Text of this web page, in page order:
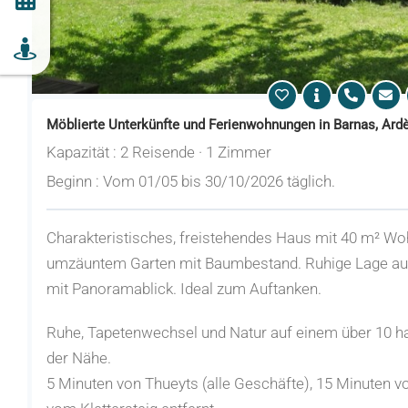
Möblierte Unterkünfte und Ferienwohnungen in Barnas,
Kapazität : 2 Reisende · 1 Zimmer
Beginn : Vom 01/05 bis 30/10/2026 täglich.
Charakteristisches, freistehendes Haus mit 40 m²
umzäuntem Garten mit Baumbestand. Ruhige Lage
mit Panoramablick. Ideal zum Auftanken.
Ruhe, Tapetenwechsel und Natur auf einem über 10
der Nähe.
5 Minuten von Thueyts (alle Geschäfte), 15 Minuten